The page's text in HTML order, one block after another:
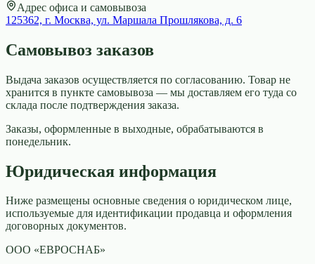
Адрес офиса и самовывоза
125362, г. Москва, ул. Маршала Прошлякова, д. 6
Самовывоз заказов
Выдача заказов осуществляется по согласованию. Товар не
хранится в пункте самовывоза — мы доставляем его туда со
склада после подтверждения заказа.
Заказы, оформленные в выходные, обрабатываются в
понедельник.
Юридическая информация
Ниже размещены основные сведения о юридическом лице,
используемые для идентификации продавца и оформления
договорных документов.
ООО «ЕВРОСНАБ»